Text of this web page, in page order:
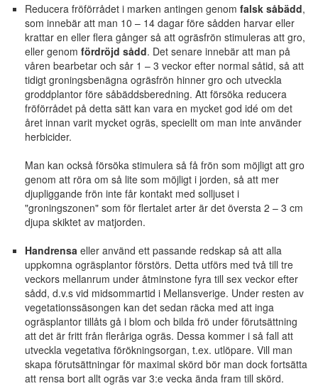
Reducera fröförrådet i marken antingen genom falsk såbädd,
som innebär att man 10 – 14 dagar före sådden harvar eller
krattar en eller flera gånger så att ogräsfrön stimuleras att gro,
eller genom fördröjd sådd. Det senare innebär att man på
våren bearbetar och sår 1 – 3 veckor efter normal såtid, så att
tidigt groningsbenägna ogräsfrön hinner gro och utveckla
groddplantor före såbäddsberedning. Att försöka reducera
fröförrådet på detta sätt kan vara en mycket god idé om det
året innan varit mycket ogräs, speciellt om man inte använder
herbicider.
Man kan också försöka stimulera så få frön som möjligt att gro
genom att röra om så lite som möjligt i jorden, så att mer
djupliggande frön inte får kontakt med solljuset i
"groningszonen" som för flertalet arter är det översta 2 – 3 cm
djupa skiktet av matjorden.
Handrensa eller använd ett passande redskap så att alla
uppkomna ogräsplantor förstörs. Detta utförs med två till tre
veckors mellanrum under åtminstone fyra till sex veckor efter
sådd, d.v.s vid midsommartid i Mellansverige. Under resten av
vegetationssäsongen kan det sedan räcka med att inga
ogräsplantor tillåts gå i blom och bilda frö under förutsättning
att det är fritt från fleråriga ogräs. Dessa kommer i så fall att
utveckla vegetativa förökningsorgan, t.ex. utlöpare. Vill man
skapa förutsättningar för maximal skörd bör man dock fortsätta
att rensa bort allt ogräs var 3:e vecka ända fram till skörd.